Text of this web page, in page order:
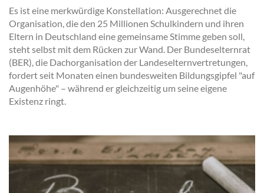
Es ist eine merkwürdige Konstellation: Ausgerechnet die
Organisation, die den 25 Millionen Schulkindern und ihren
Eltern in Deutschland eine gemeinsame Stimme geben soll,
steht selbst mit dem Rücken zur Wand. Der Bundeselternrat
(BER), die Dachorganisation der Landeselternvertretungen,
fordert seit Monaten einen bundesweiten Bildungsgipfel "auf
Augenhöhe" – während er gleichzeitig um seine eigene
Existenz ringt.